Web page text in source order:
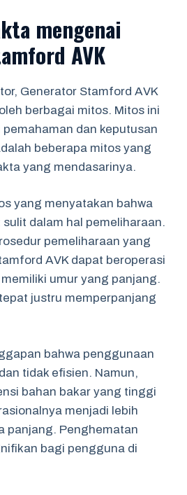
mengenai
AVK
Generator Stamford AVK
berbagai mitos. Mitos ini
dan keputusan
beberapa mitos yang
yang mendasarinya.
yang menyatakan bahwa
dalam hal pemeliharaan.
pemeliharaan yang
AVK dapat beroperasi
umur yang panjang.
justru memperpanjang
bahwa penggunaan
tidak efisien. Namun,
bahan bakar yang tinggi
menjadi lebih
panjang. Penghematan
bagi pengguna di